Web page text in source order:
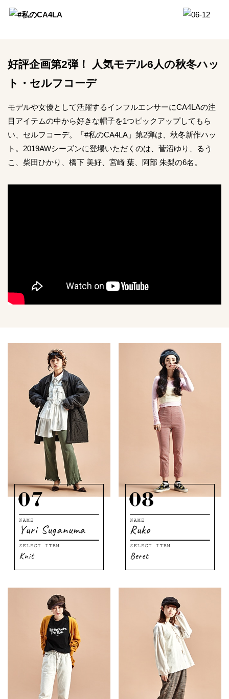
好評企画第2弾！ 人気モデル6人の秋冬ハッ
ト・セルフコーデ
モデルや女優として活躍するインフルエンサーにCA4LAの注
目アイテムの中から好きな帽子を1つピックアップしてもら
い、セルフコーデ。「#私のCA4LA」第2弾は、秋冬新作ハッ
ト。2019AWシーズンに登場いただくのは、菅沼ゆり、るう
こ、柴田ひかり、橋下 美好、宮崎 葉、阿部 朱梨の6名。